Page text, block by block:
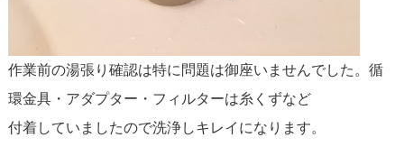
作業前の湯張り確認は特に問題は御座いませんでした。循
環金具・アダプター・フィルターは糸くずなど
付着していましたので洗浄しキレイになります。